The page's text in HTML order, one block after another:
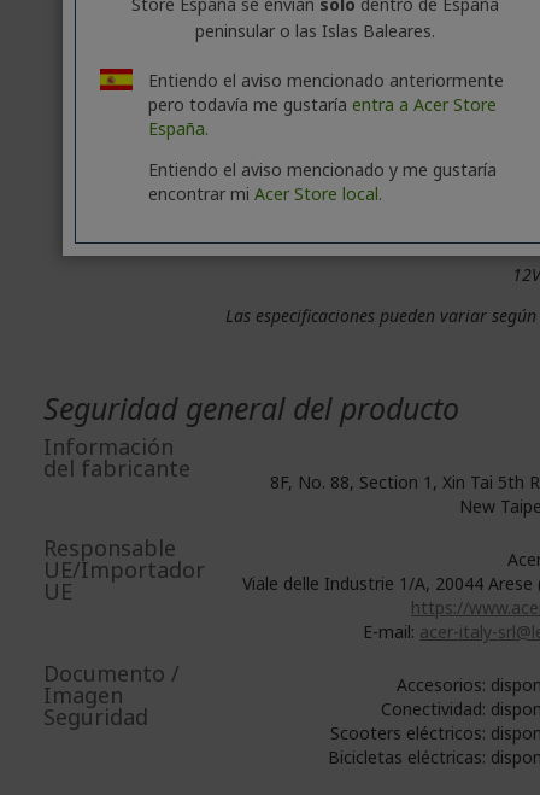
n2/5/12/13/14/25/26/38/41/48/
Global SKU: Band 1/3/5/7/8/20/28/38/
2/4/5/12/13/17/18/19/25/26/38/41/42/
Las especificaciones pueden variar
Seguridad general del producto
Información
del fabricante
8F, No. 88, Section 1, Xin Tai 5th
New
Responsable
UE/Importador
UE
Viale delle Industrie 1/A, 20044
https://
E-mail: acer-italy-
Documento /
Imagen
Seguridad
Accesorios:
Conectividad:
Scooters eléctricos:
Bicicletas eléctricas:
peninsular o las Islas Baleares.
Entiendo el aviso mencionado anteriormente
pero todavía me gustaríaentra a Acer Store
España.
Entiendo el aviso mencionado y me gustaría
encontrar miAcer Store local.